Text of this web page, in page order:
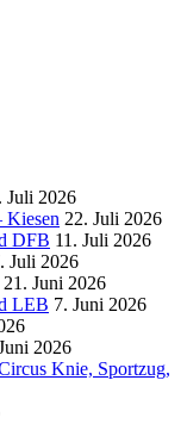
Juli 2026
Kiesen 22. Juli 2026
DFB 11. Juli 2026
Juli 2026
21. Juni 2026
LEB 7. Juni 2026
2026
Knie, Sportzug,